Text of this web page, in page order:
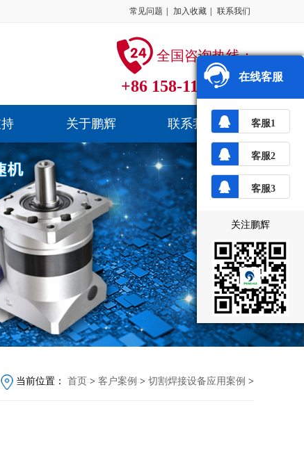
常见问题 加入收藏 联系我们
全国咨询热线：
+86 158-1184-4241
关于鹏辉 联系我们
当前位置： 首页 > 客户案例 > 切割焊接设备应用案例 >
在线客服
客服1
客服2
客服3
关注鹏辉